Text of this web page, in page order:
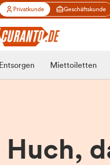
Privatkunde Geschäftskunde
Entsorgen Miettoiletten
Huch,